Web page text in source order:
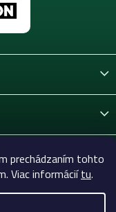
prechádzaním tohto
Viac informáciítu.